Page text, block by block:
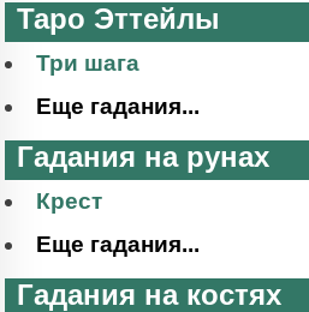
Таро Эттейлы
Три шага
Еще гадания...
Гадания на рунах
Крест
Еще гадания...
Гадания на костях